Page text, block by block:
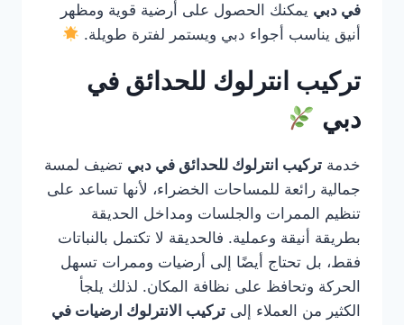
في دبي يمكنك الحصول على أرضية قوية ومظهر
أنيق يناسب أجواء دبي ويستمر لفترة طويلة.
تركيب انترلوك للحدائق في
دبي
خدمة تركيب انترلوك للحدائق في دبي تضيف لمسة
جمالية رائعة للمساحات الخضراء، لأنها تساعد على
تنظيم الممرات والجلسات ومداخل الحديقة
بطريقة أنيقة وعملية. فالحديقة لا تكتمل بالنباتات
فقط، بل تحتاج أيضًا إلى أرضيات وممرات تسهل
الحركة وتحافظ على نظافة المكان. لذلك يلجأ
الكثير من العملاء إلى تركيب الانترلوك ارضيات في